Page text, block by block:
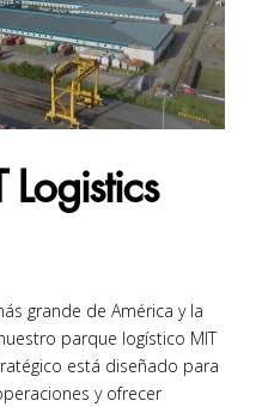
grande de América y la
parque logístico MIT
está diseñado para
y ofrecer